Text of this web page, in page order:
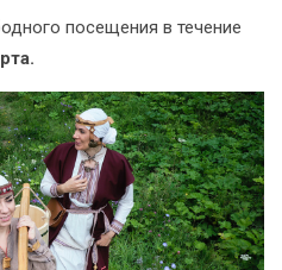
посещения в течение